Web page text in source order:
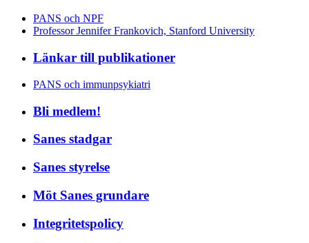
PANS och NPF
Professor Jennifer Frankovich, Stanford University
Länkar till publikationer
PANS och immunpsykiatri
Bli medlem!
Sanes stadgar
Sanes styrelse
Möt Sanes grundare
Integritetspolicy